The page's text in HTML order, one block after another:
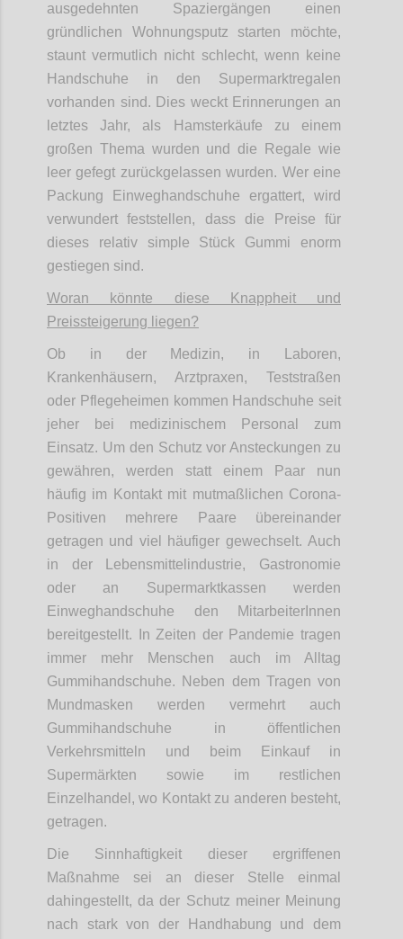
ausgedehnten Spaziergängen einen
gründlichen Wohnungsputz starten möchte,
staunt vermutlich nicht schlecht, wenn keine
Handschuhe in den Supermarktregalen
vorhanden sind. Dies weckt Erinnerungen an
letztes Jahr, als Hamsterkäufe zu einem
großen Thema wurden und die Regale wie
leer gefegt zurückgelassen wurden. Wer eine
Packung Einweghandschuhe ergattert, wird
verwundert feststellen, dass die Preise für
dieses relativ simple Stück Gummi enorm
gestiegen sind.
Woran könnte diese Knappheit und
Preissteigerung liegen?
Ob in der Medizin, in Laboren,
Krankenhäusern, Arztpraxen, Teststraßen
oder Pflegeheimen kommen Handschuhe seit
jeher bei medizinischem Personal zum
Einsatz. Um den Schutz vor Ansteckungen zu
gewähren, werden statt einem Paar nun
häufig im Kontakt mit mutmaßlichen Corona-
Positiven mehrere Paare übereinander
getragen und viel häufiger gewechselt. Auch
in der Lebensmittelindustrie, Gastronomie
oder an Supermarktkassen werden
Einweghandschuhe den MitarbeiterInnen
bereitgestellt. In Zeiten der Pandemie tragen
immer mehr Menschen auch im Alltag
Gummihandschuhe. Neben dem Tragen von
Mundmasken werden vermehrt auch
Gummihandschuhe in öffentlichen
Verkehrsmitteln und beim Einkauf in
Supermärkten sowie im restlichen
Einzelhandel, wo Kontakt zu anderen besteht,
getragen.
Die Sinnhaftigkeit dieser ergriffenen
Maßnahme sei an dieser Stelle einmal
dahingestellt, da der Schutz meiner Meinung
nach stark von der Handhabung und dem